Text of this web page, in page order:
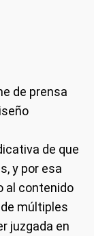
de prensa
de que
y por esa
al contenido
múltiples
juzgada en